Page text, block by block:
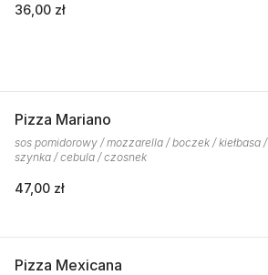
36,00 zł
Pizza Mariano
sos pomidorowy / mozzarella / boczek / kiełbasa /
szynka / cebula / czosnek
47,00 zł
Pizza Mexicana